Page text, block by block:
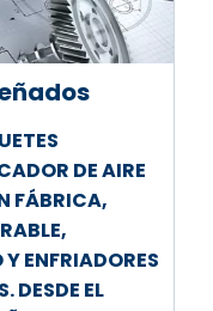
DE AIRE
FÁBRICA,
ENFRIADORES
DESDE EL